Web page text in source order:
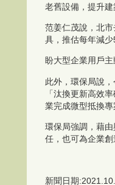
老舊設備，提升
范姜仁茂說，北
具，推估每年減
盼大型企業用戶主
此外，環保局說
「汰換更新高效
業完成微型抵換
環保局強調，藉
任，也可為企業
新聞日期